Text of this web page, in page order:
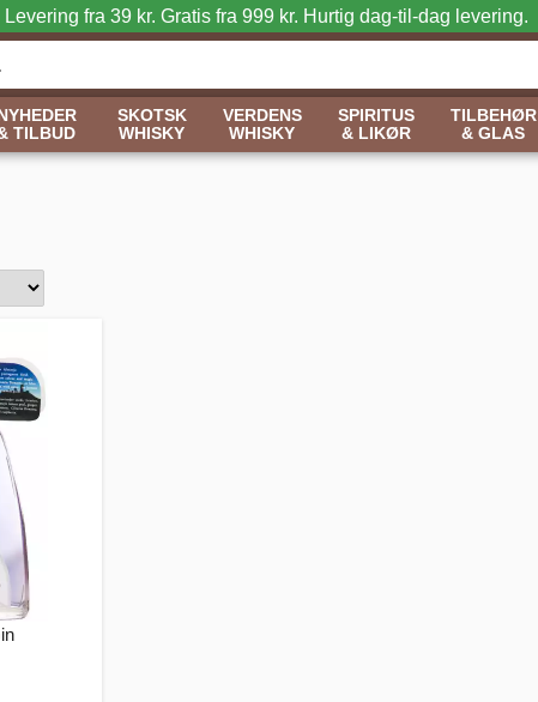
Levering fra 39 kr. Gratis fra 999 kr. Hurtig dag-til-dag levering.
TILBUD
SKOTSK
WHISKY
VERDENS
WHISKY
SPIRITUS
& LIKØR
TILBEHØR
& GLAS